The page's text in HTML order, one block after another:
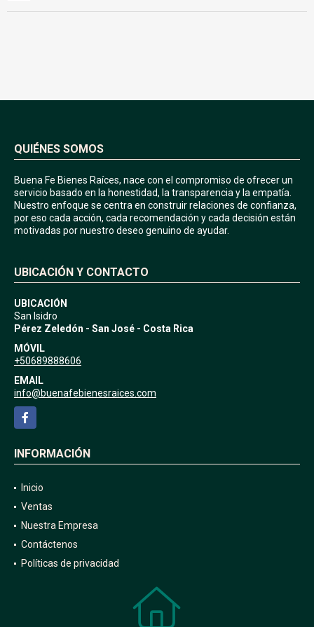
QUIÉNES SOMOS
Buena Fe Bienes Raíces, nace con el compromiso de ofrecer un
servicio basado en la honestidad, la transparencia y la empatía.
Nuestro enfoque se centra en construir relaciones de confianza,
por eso cada acción, cada recomendación y cada decisión están
motivadas por nuestro deseo genuino de ayudar.
UBICACIÓN
San Isidro
Pérez Zeledón - San José - Costa Rica
MÓVIL
+50689888606
EMAIL
info@buenafebienesraices.com
Facebook
Inicio
Ventas
Nuestra Empresa
Contáctenos